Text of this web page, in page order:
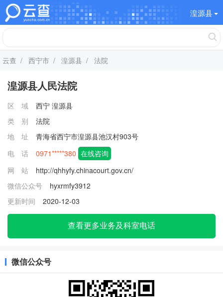
湟源县
云查 / 西宁市 / 湟源县 / 法院
湟源县人民法院
区 域 西宁 湟源县
类 别
法院
地 址
青海省西宁市湟源县池汉村903号
电 话
0971*****380 在线咨询
网 站
http://qhhyfy.chinacourt.gov.cn/
微信公众号
hyxrmfy3912
更新时间
2020-12-03
查看更多业务及科室电话
微信公众号